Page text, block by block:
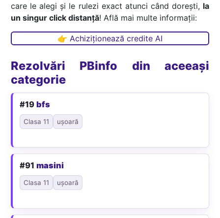
care le alegi și le rulezi exact atunci când dorești, la
un singur click distanță! Află mai multe informații:
👉 Achiziționează credite AI
Rezolvări PBinfo din aceeași
categorie
#19bfs
Clasa 11 ușoară
#91masini
Clasa 11 ușoară